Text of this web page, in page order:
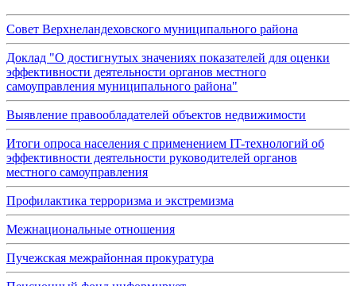
Совет Верхнеландеховского муниципального района
Доклад "О достигнутых значениях показателей для оценки
эффективности деятельности органов местного
самоуправления муниципального района"
Выявление правообладателей объектов недвижимости
Итоги опроса населения с применением IT-технологий об
эффективности деятельности руководителей органов
местного самоуправления
Профилактика терроризма и экстремизма
Межнациональные отношения
Пучежская межрайонная прокуратура